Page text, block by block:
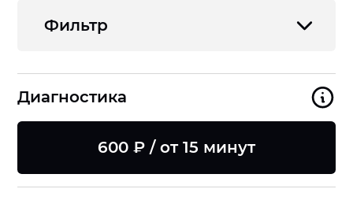
Фильтр
Диагностика
600 ₽ / от 15 минут